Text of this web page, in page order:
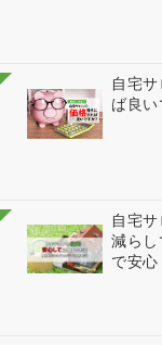
自宅
ば良い
自宅
減ら
で安